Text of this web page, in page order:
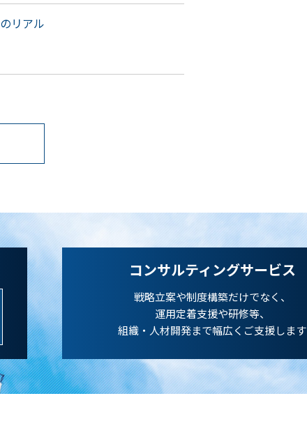
リアル
コンサルティングサービス
戦略立案や制度構築だけでなく、
運用定着支援や研修等、
組織・人材開発まで幅広くご支援します